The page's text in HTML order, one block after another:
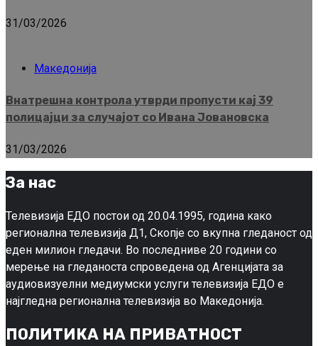
31/03/2026
Македонија
Внатрешна контрола утврди пропусти кај 39
полицајци за случајот со Ивана Јовановска
31/03/2026
За нас
Телевизија ЕДО постои од 20.04.1995, година како
регионална телевизија Д1, Скопје со вкупна гледаност од
еден милион гледачи. Во последниве 20 години со
мерење на гледаноста спроведена од Агенцијата за
аудиовизуелни медиумски услуги телевизија ЕДО е
најгледна регионална телевизија во Македонија.
ПОЛИТИКА НА ПРИВАТНОСТ